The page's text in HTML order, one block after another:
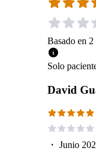
Basado en 2
Solo
David
・ Junio